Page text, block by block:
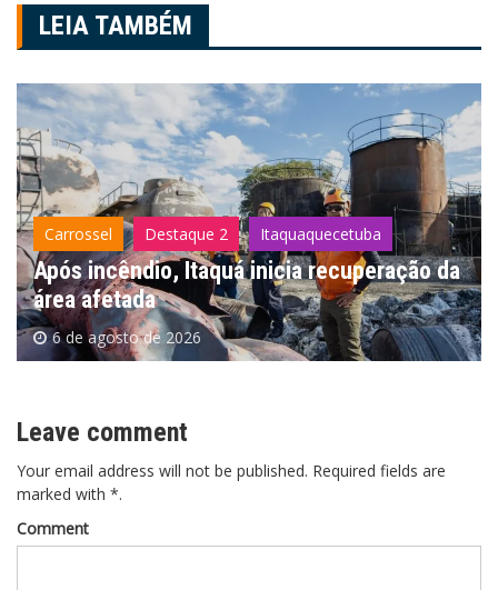
Post
LEIA TAMBÉM
Carrossel Destaque 2 Itaquaquecetuba
Após incêndio, Itaquá inicia recuperação da
área afetada
6 de agosto de 2026
Leave comment
Your email address will not be published. Required fields are
marked with *.
Comment